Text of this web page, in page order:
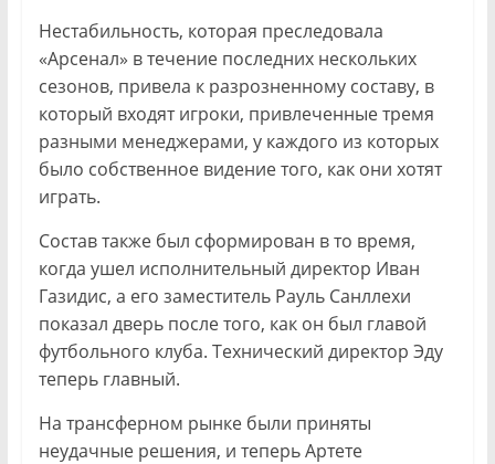
Нестабильность, которая преследовала
«Арсенал» в течение последних нескольких
сезонов, привела к разрозненному составу, в
который входят игроки, привлеченные тремя
разными менеджерами, у каждого из которых
было собственное видение того, как они хотят
играть.
Состав также был сформирован в то время,
когда ушел исполнительный директор Иван
Газидис, а его заместитель Рауль Санллехи
показал дверь после того, как он был главой
футбольного клуба. Технический директор Эду
теперь главный.
На трансферном рынке были приняты
неудачные решения, и теперь Артете